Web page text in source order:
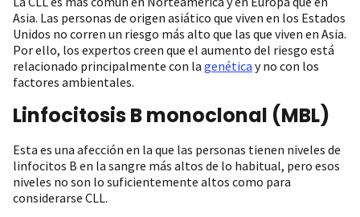
Asia. Las personas de origen asiático que viven en los Estados
Unidos no corren un riesgo más alto que las que viven en Asia.
Por ello, los expertos creen que el aumento del riesgo está
relacionado principalmente con la genética y no con los
factores ambientales.
Linfocitosis B monoclonal (MBL)
Esta es una afección en la que las personas tienen niveles de
linfocitos B en la sangre más altos de lo habitual, pero esos
niveles no son lo suficientemente altos como para
considerarse CLL.